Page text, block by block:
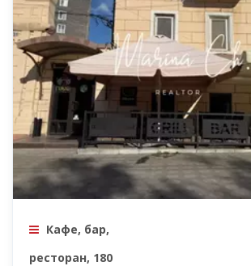
Кафе, бар,
ресторан, 180